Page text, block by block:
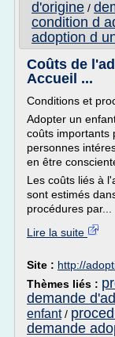
d'origine /
condition d
adoption d
Coûts de
Accueil ...
Conditions et
Adopter un
coûts importants
personnes
en être
Les coûts liés à
sont estimés
procédures par...
Lire la suite
Site : http://
Thèmes liés :
demande
enfant/
demande